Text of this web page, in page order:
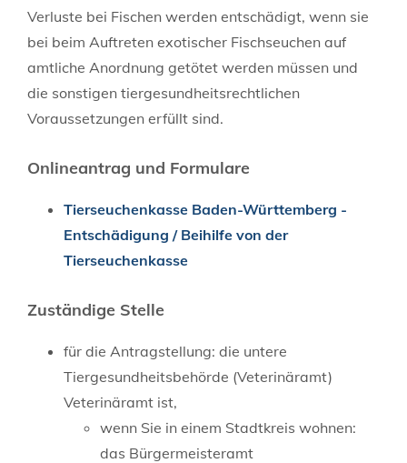
Verluste bei Fischen werden entschädigt, wenn sie
bei beim Auftreten exotischer Fischseuchen auf
amtliche Anordnung getötet werden müssen und
die sonstigen tiergesundheitsrechtlichen
Voraussetzungen erfüllt sind.
Onlineantrag und Formulare
Tierseuchenkasse Baden-Württemberg -
Entschädigung / Beihilfe von der
Tierseuchenkasse
Zuständige Stelle
für die Antragstellung: die untere
Tiergesundheitsbehörde (Veterinäramt)
Veterinäramt ist,
wenn Sie in einem Stadtkreis wohnen:
das Bürgermeisteramt